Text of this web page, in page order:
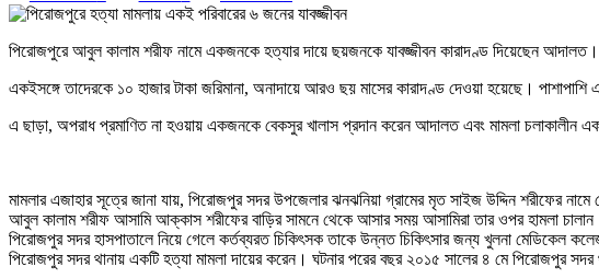
পিরোজপুরে আবুল কালাম শরীফ নামে একজনকে হত্যার দায়ে ছয়জনকে যাবজ্জীবন কারাদণ্ড দিয়েছেন আদালত।
একইসঙ্গে তাদেরকে ১০ হাজার টাকা জরিমানা, অনাদায়ে আরও ছয় মাসের কারাদণ্ড দেওয়া হয়েছে।
এ ছাড়া, অপরাধ প্রমাণিত না হওয়ায় একজনকে বেকসুর খালাস প্রদান করেন আদালত এবং মামলা চলাকালীন
মামলার এজাহার সূত্রে জানা যায়, পিরোজপুর সদর উপজেলার ঝনঝনিয়া গ্রামের মৃত সাইজ উদ্দিন শরীফের
আবুল কালাম শরীফ আসামি আক্কাস শরীফের বাড়ির সামনে থেকে আসার সময় আসামিরা তার ওপর হামলা
পিরোজপুর সদর হাসপাতালে নিয়ে গেলে কর্তব্যরত চিকিৎসক তাকে উন্নত চিকিৎসার জন্য খুলনা মেডিকেল
পিরোজপুর সদর থানায় একটি হত্যা মামলা দায়ের করেন। ঘটনার পরের বছর ২০১৫ সালের ৪ মে পিরোজপুর